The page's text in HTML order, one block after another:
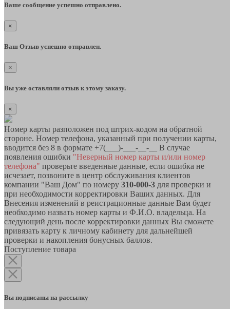
Ваше сообщение успешно отправлено.
×
Ваш Отзыв успешно отправлен.
×
Вы уже оставляли отзыв к этому заказу.
×
Номер карты разположен под штрих-кодом на обратной
стороне. Номер телефона, указанный при получении карты,
вводится без 8 в формате +7(___)-___-__-__ В случае
появления ошибки "Неверный номер карты и/или номер
телефона" проверьте введенные данные, если ошибка не
исчезает, позвоните в центр обслуживания клиентов
компании "Ваш Дом" по номеру 310-000-3 для проверки и
при необходимости корректировки Ваших данных. Для
Внесения изменений в реистрационные данные Вам будет
необходимо назвать номер карты и Ф.И.О. владельца. На
следующий день после корректировки данных Вы сможете
привязать карту к личному кабинету для дальнейшей
проверки и накопления бонусных баллов.
Поступление товара
Вы подписаны на рассылку